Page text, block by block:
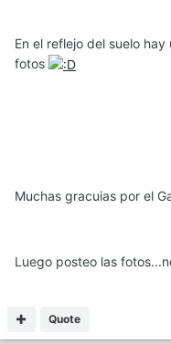
En el reflejo del suelo
fotos
Muchas gracuias por el
Luego posteo las
Quote